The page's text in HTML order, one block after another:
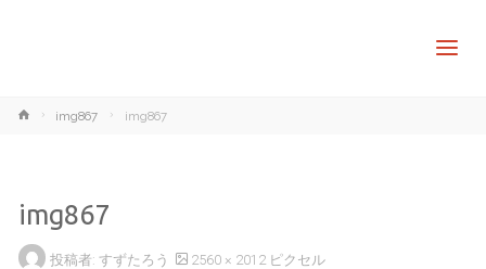
ホ
img867 img867
img867
投稿者: すずたろう フ 2560 × 2012 ピクセル